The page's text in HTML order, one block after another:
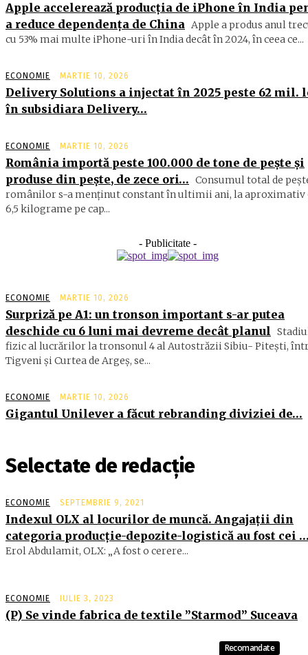
Apple accelerează producția de iPhone în India
a reduce dependența de China Apple a produs anul
cu 53% mai multe iPhone-uri în India decât în 2024, în ceea ce...
ECONOMIE MARTIE 10, 2026
Delivery Solutions a injectat în 2025 peste 62 mil.
în subsidiara Delivery…
ECONOMIE MARTIE 10, 2026
România importă peste 100.000 de tone de peşte şi
produse din peşte, de zece ori… Consumul total de
ro­mâ­nilor s-a menţinut constant în ul­timii ani, la aproximativ
6,5 ki­lograme pe cap...
- Publicitate -
ECONOMIE MARTIE 10, 2026
Surpriză pe A1: un tronson important s-ar putea
deschide cu 6 luni mai devreme decât planul
fizic al lucrărilor la tronsonul 4 al Autostrăzii Sibiu- Piteşti,
Tigveni şi Curtea de Argeş, se...
ECONOMIE MARTIE 10, 2026
Gigantul Unilever a făcut rebranding diviziei de…
Selectate de redacție
ECONOMIE SEPTEMBRIE 9, 2021
Indexul OLX al locurilor de muncă. Angajaţii din
categoria producţie-depozite-logistică au fost cei
Erol Abdulamit, OLX: „A fost o cerere...
ECONOMIE IULIE 3, 2023
(P) Se vinde fabrica de textile ”Starmod” Suceava
Recomandate